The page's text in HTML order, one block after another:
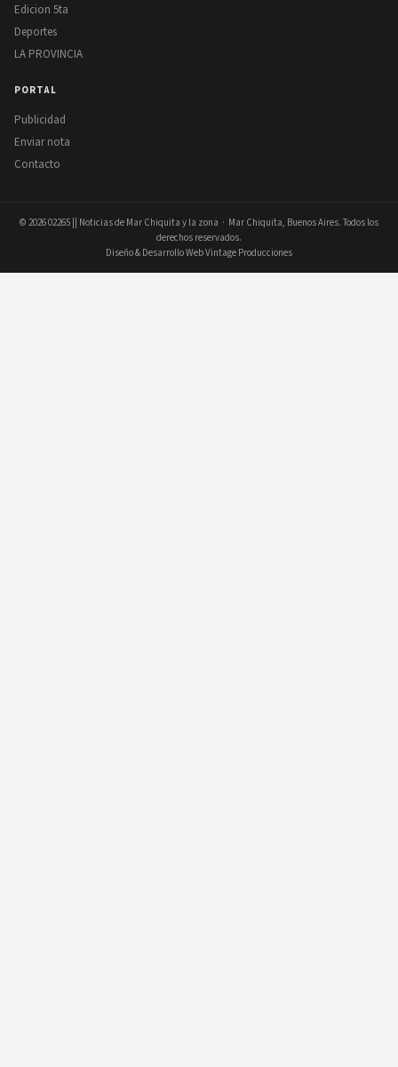
Edicion 5ta
Deportes
LA PROVINCIA
PORTAL
Publicidad
Enviar nota
Contacto
© 202602265 || Noticias de Mar Chiquita y la zona · Mar Chiquita, Buenos Aires. Todos los
derechos reservados.
Diseño & Desarrollo Web Vintage Producciones